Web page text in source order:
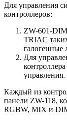
Для управления
контроллеров:
ZW-601-
TRIAC
галогенные
Для
управления.
Каждый из
панели ZW-118,
RGBW, MIX и